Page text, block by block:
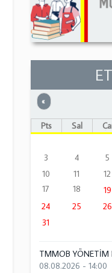
« Önceki
Pts Sal
3
4 5
10
11 12
17
18 19
24
25 26
31
TMMOB YÖNETİM
08.08.2026 - 14:00